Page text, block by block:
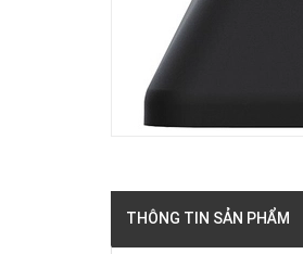
THÔNG TIN SẢN PHẨM